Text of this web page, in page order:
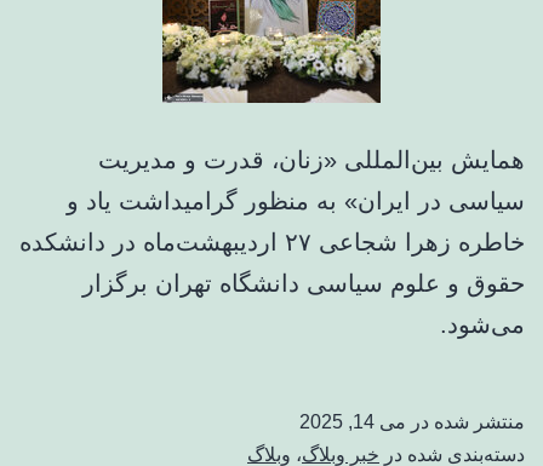
همایش بین‌المللی «زنان، قدرت و مدیریت
سیاسی در ایران» به منظور گرامیداشت یاد و
خاطره زهرا شجاعی ۲۷ اردیبهشت‌ماه در دانشکده
حقوق و علوم سیاسی دانشگاه تهران برگزار
می‌شود.
منتشر شده در می 14, 2025
دسته‌بندی شده در خبر وبلاگ، وبلاگ